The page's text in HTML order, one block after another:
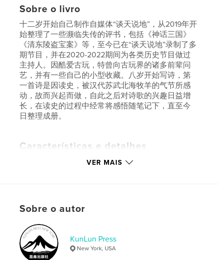
Sobre o livro
十二岁开始自己制作自媒体“谈天说地”，从2019年开
始整理了一些濒临失传的评书，包括《神话三国》
《清东陵盗宝案》等，至今已在“谈天说地”录制了多
期节目，并在2020-2022期间为各类历史节目做过
主持人。因酷爱古玩，特曾向古玩界的诸多前辈问
艺，并有一些自己的小型收藏。八岁开始写诗，第
一首诗是因读史，被汉代苏武北海牧羊的气节所感
动，故而兴起而做，自此之后对诗歌的兴趣日益增
长，在读史的过程中经常将感悟随笔记下，直至今
日整理成册。
Características e detalhes
Categoria principal: Poesia
Capa dura com ImageWrap: 9798211198500
Data de publicação:
IdiomaChinese (Simplified)
Palavras-chavee
VER MAIS
Sobre o autor
KunLun Press
New York, USA